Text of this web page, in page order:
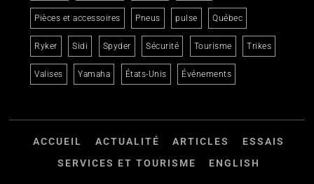
Pièces et accessoires Pneus pulse Québec
Ryker Sidi Spyder Sécurité Tourisme Trikes
Valises Yamaha États-Unis Événements
ACCUEIL ACTUALITÉ ARTICLES
ESSAIS
SERVICES ET TOURISME
ENGLISH